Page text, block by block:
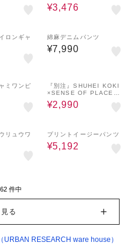
¥3,476
ロンギャ
綿麻デニムパンツ
¥7,990
ミワンピ
『別注』SHUHEI KOKI
×SENSE OF PLACE
フレアデニム
¥2,990
リュウワ
プリントイージーパンツ
¥5,192
件中
る
RESEARCH ware house）